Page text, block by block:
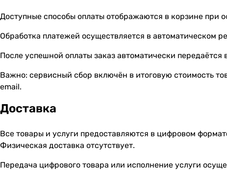
Доступные способы оплаты отображаются в корзине при
Обработка платежей осуществляется в автоматическом
После успешной оплаты заказ автоматически передаётся
Важно: сервисный сбор включён в итоговую стоимость
email.
Доставка
Все товары и услуги предоставляются в цифровом
Физическая доставка отсутствует.
Передача цифрового товара или исполнение услуги